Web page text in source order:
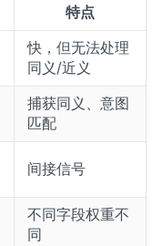
特点
快，但无法处理
同义/近义
捕获同义、意图
匹配
间接信号
不同字段权重不
同